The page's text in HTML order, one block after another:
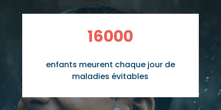
16000
enfants meurent chaque jour de
maladies évitables